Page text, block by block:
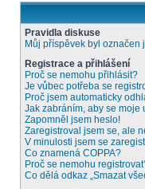
Pravidla diskuse
Můj příspěvek byl označen
Registrace a přihlášení
Proč se nemohu přihlásit?
Je vůbec potřeba se
Proč jsem automaticky
Jak zabráním, aby se
Zapomněl jsem heslo!
Zaregistroval jsem se, ale
V minulosti jsem se
Co znamená COPPA?
Proč se nemohu
Co dělá odkaz „Smazat